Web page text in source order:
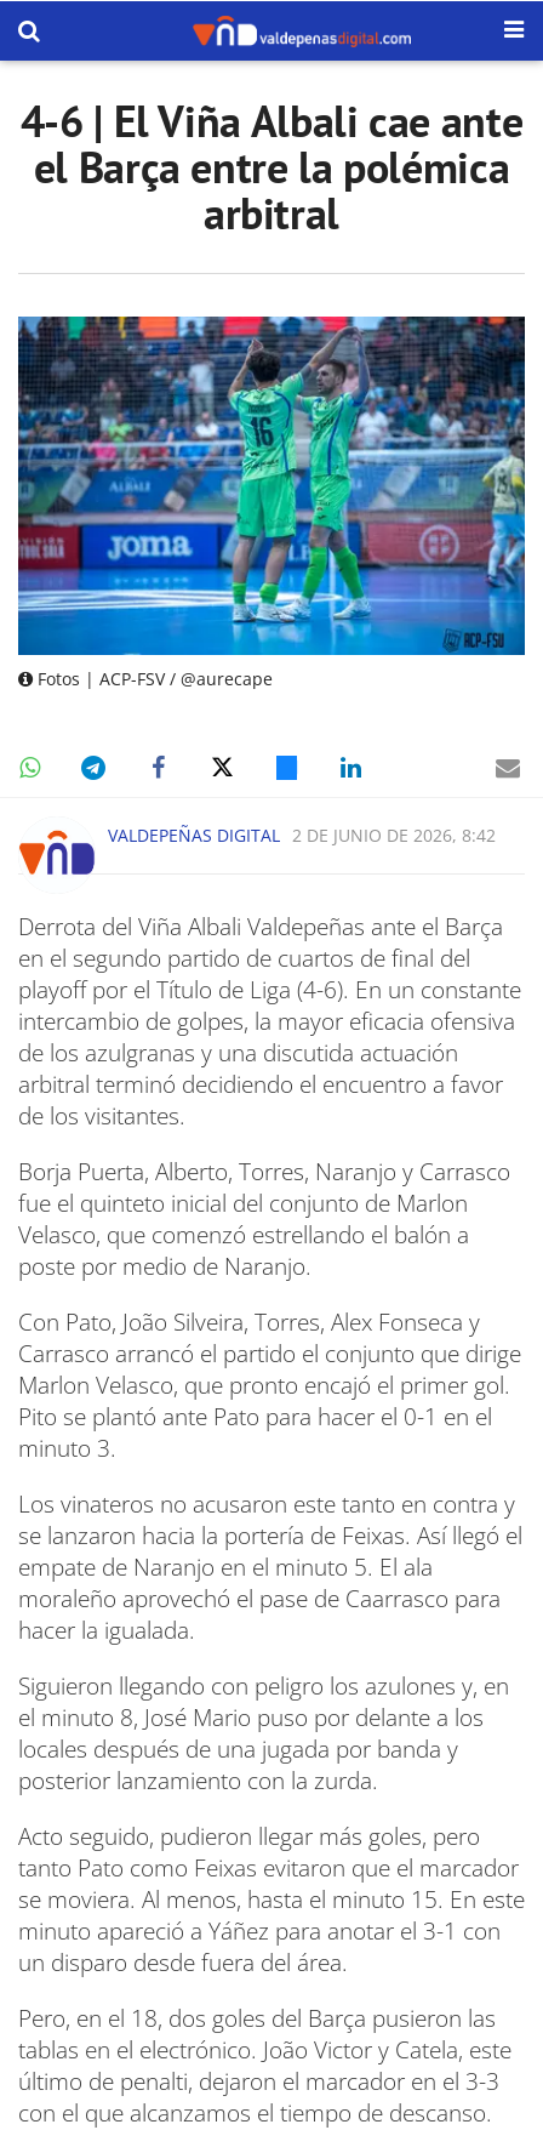
4-6 | El Viña Albali cae ante
el Barça entre la polémica
arbitral
Fotos | ACP-FSV / @aurecape
VALDEPEÑAS DIGITAL 2 DE JUNIO DE 2026, 8:42
Derrota del Viña Albali Valdepeñas ante el Barça
en el segundo partido de cuartos de final del
playoff por el Título de Liga (4-6). En un constante
intercambio de golpes, la mayor eficacia ofensiva
de los azulgranas y una discutida actuación
arbitral terminó decidiendo el encuentro a favor
de los visitantes.
Borja Puerta, Alberto, Torres, Naranjo y Carrasco
fue el quinteto inicial del conjunto de Marlon
Velasco, que comenzó estrellando el balón a
poste por medio de Naranjo.
Con Pato, João Silveira, Torres, Alex Fonseca y
Carrasco arrancó el partido el conjunto que dirige
Marlon Velasco, que pronto encajó el primer gol.
Pito se plantó ante Pato para hacer el 0-1 en el
minuto 3.
Los vinateros no acusaron este tanto en contra y
se lanzaron hacia la portería de Feixas. Así llegó el
empate de Naranjo en el minuto 5. El ala
moraleño aprovechó el pase de Caarrasco para
hacer la igualada.
Siguieron llegando con peligro los azulones y, en
el minuto 8, José Mario puso por delante a los
locales después de una jugada por banda y
posterior lanzamiento con la zurda.
Acto seguido, pudieron llegar más goles, pero
tanto Pato como Feixas evitaron que el marcador
se moviera. Al menos, hasta el minuto 15. En este
minuto apareció a Yáñez para anotar el 3-1 con
un disparo desde fuera del área.
Pero, en el 18, dos goles del Barça pusieron las
tablas en el electrónico. João Victor y Catela, este
último de penalti, dejaron el marcador en el 3-3
con el que alcanzamos el tiempo de descanso.